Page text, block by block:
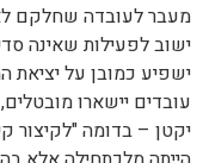
מעבר לעובדה שחלקם
ישוב לפעילות שאינה
ישפיע כמובן על
עובדים יישארו
יקטן – בדומה "לקיצור